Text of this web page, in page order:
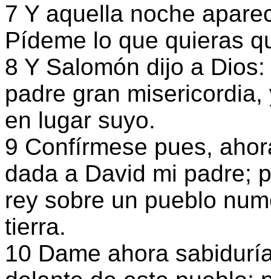
7 Y aquella noche
Pídeme lo que quieras
8 Y Salomón dijo a
padre gran
en lugar suyo.
9 Confírmese pues,
dada a David mi padre;
rey sobre un pueblo
tierra.
10 Dame ahora